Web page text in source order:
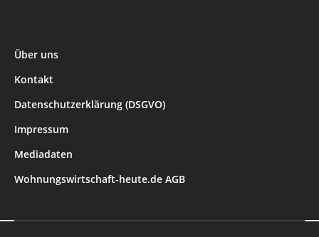
Über uns
Kontakt
Datenschutzerklärung (DSGVO)
Impressum
Mediadaten
Wohnungswirtschaft-heute.de AGB